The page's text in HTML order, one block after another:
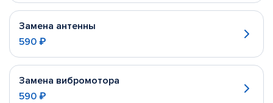
Замена антенны
590 ₽
Замена вибромотора
590 ₽